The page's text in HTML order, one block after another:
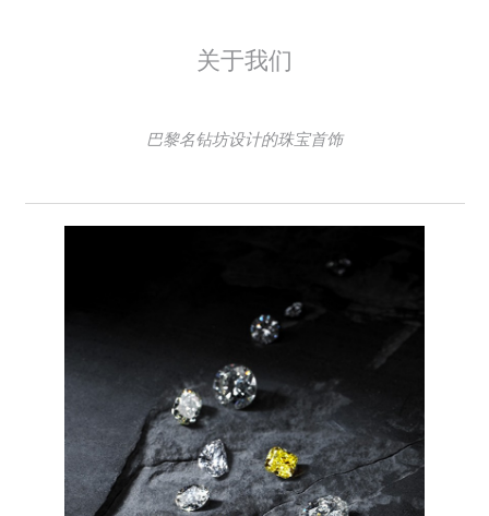
关于我们
巴黎名钻坊设计的珠宝首饰